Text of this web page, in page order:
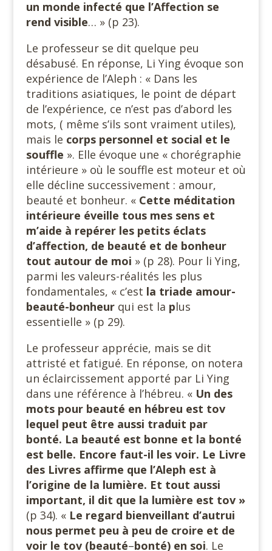
un monde infecté que l’Affection se
rend visible… » (p 23).
Le professeur se dit quelque peu
désabusé. En réponse, Li Ying évoque son
expérience de l’Aleph : « Dans les
traditions asiatiques, le point de départ
de l’expérience, ce n’est pas d’abord les
mots, ( même s’ils sont vraiment utiles),
mais le corps personnel et social et le
souffle ». Elle évoque une « chorégraphie
intérieure » où le souffle est moteur et où
elle décline successivement : amour,
beauté et bonheur. « Cette méditation
intérieure éveille tous mes sens et
m’aide à repérer les petits éclats
d’affection, de beauté et de bonheur
tout autour de moi » (p 28). Pour li Ying,
parmi les valeurs-réalités les plus
fondamentales, « c’est la triade amour-
beauté-bonheur qui est la plus
essentielle » (p 29).
Le professeur apprécie, mais se dit
attristé et fatigué. En réponse, on notera
un éclaircissement apporté par Li Ying
dans une référence à l’hébreu. « Un des
mots pour beauté en hébreu est tov
lequel peut être aussi traduit par
bonté. La beauté est bonne et la bonté
est belle. Encore faut-il les voir. Le Livre
des Livres affirme que l’Aleph est à
l’origine de la lumière. Et tout aussi
important, il dit que la lumière est tov »
(p 34). « Le regard bienveillant d’autrui
nous permet peu à peu de croire et de
voir le tov (beauté–bonté) en soi. Le